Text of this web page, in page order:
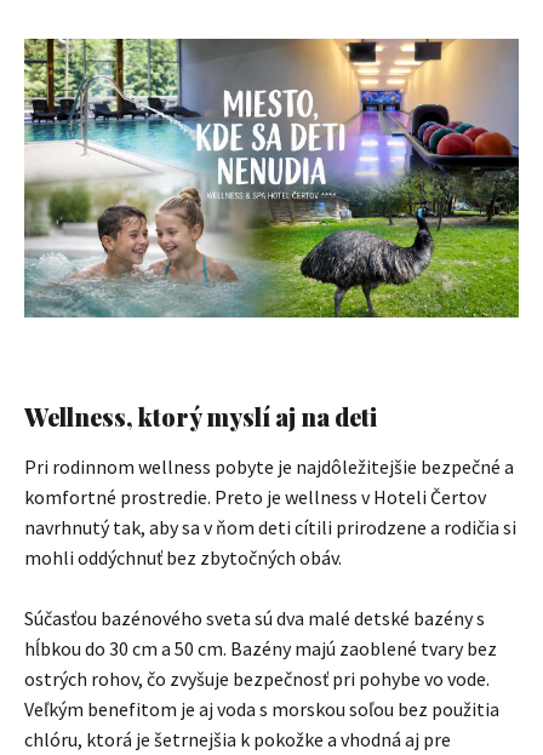
Wellness, ktorý myslí aj na deti
Pri rodinnom wellness pobyte je najdôležitejšie bezpečné a
komfortné prostredie. Preto je wellness v Hoteli Čertov
navrhnutý tak, aby sa v ňom deti cítili prirodzene a rodičia si
mohli oddýchnuť bez zbytočných obáv.
Súčasťou bazénového sveta sú dva malé detské bazény s
hĺbkou do 30 cm a 50 cm. Bazény majú zaoblené tvary bez
ostrých rohov, čo zvyšuje bezpečnosť pri pohybe vo vode.
Veľkým benefitom je aj voda s morskou soľou bez použitia
chlóru, ktorá je šetrnejšia k pokožke a vhodná aj pre